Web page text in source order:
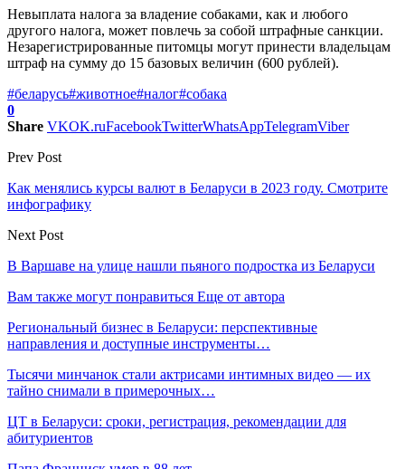
Невыплата налога за владение собаками, как и любого
другого налога, может повлечь за собой штрафные санкции.
Незарегистрированные питомцы могут принести владельцам
штраф на сумму до 15 базовых величин (600 рублей).
#беларусь#животное#налог#собака
0
Share VKOK.ruFacebookTwitterWhatsAppTelegramViber
Prev Post
Как менялись курсы валют в Беларуси в 2023 году. Смотрите
инфографику
Next Post
В Варшаве на улице нашли пьяного подростка из Беларуси
Вам также могут понравиться Еще от автора
Региональный бизнес в Беларуси: перспективные
направления и доступные инструменты…
Тысячи минчанок стали актрисами интимных видео — их
тайно снимали в примерочных…
ЦТ в Беларуси: сроки, регистрация, рекомендации для
абитуриентов